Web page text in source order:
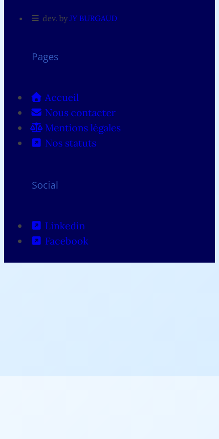
dev. by JY BURGAUD
Pages
Accueil
Nous contacter
Mentions légales
Nos statuts
Social
Linkedin
Facebook